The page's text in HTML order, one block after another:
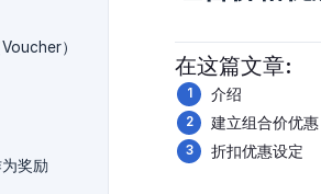
）
奖励
在这篇文章:
介绍
建立组合价优惠
折扣优惠设定